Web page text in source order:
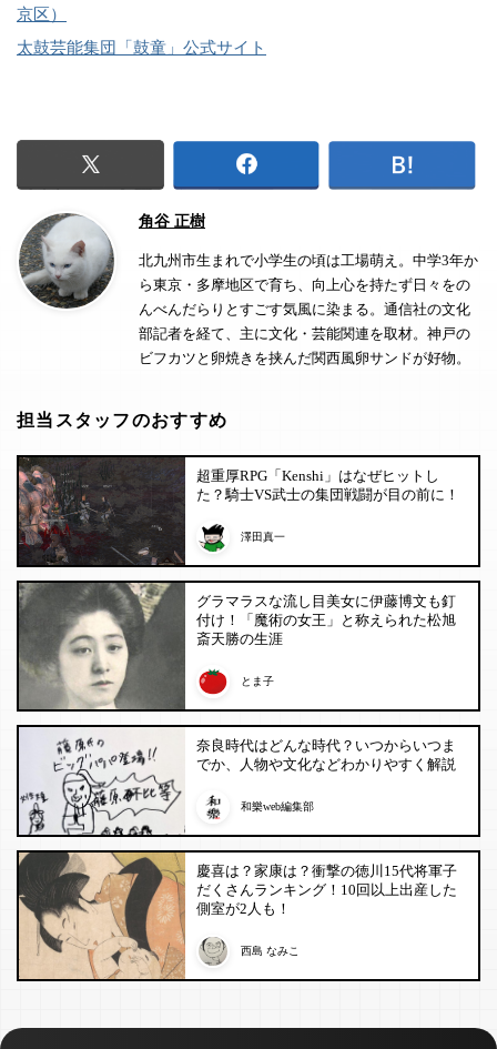
京区）
太鼓芸能集団「鼓童」公式サイト
角谷 正樹
北九州市生まれで小学生の頃は工場萌え。中学3年か
ら東京・多摩地区で育ち、向上心を持たず日々をの
んべんだらりとすごす気風に染まる。通信社の文化
部記者を経て、主に文化・芸能関連を取材。神戸の
ビフカツと卵焼きを挟んだ関西風卵サンドが好物。
担当スタッフのおすすめ
超重厚RPG「Kenshi」はなぜヒットし
た？騎士VS武士の集団戦闘が目の前に！
澤田真一
グラマラスな流し目美女に伊藤博文も釘
付け！「魔術の女王」と称えられた松旭
斎天勝の生涯
とま子
奈良時代はどんな時代？いつからいつま
でか、人物や文化などわかりやすく解説
和樂web編集部
慶喜は？家康は？衝撃の徳川15代将軍子
だくさんランキング！10回以上出産した
側室が2人も！
西島 なみこ